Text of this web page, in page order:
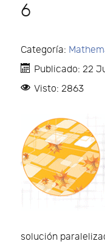
6
Categoría:
Publicado: 22
Visto: 2863
solución